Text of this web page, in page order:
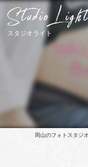
岡山のフォトスタジ